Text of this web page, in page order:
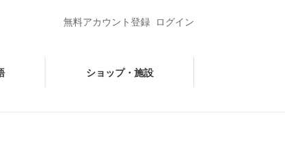
無料アカウント登録 ログイン
ショップ・施設